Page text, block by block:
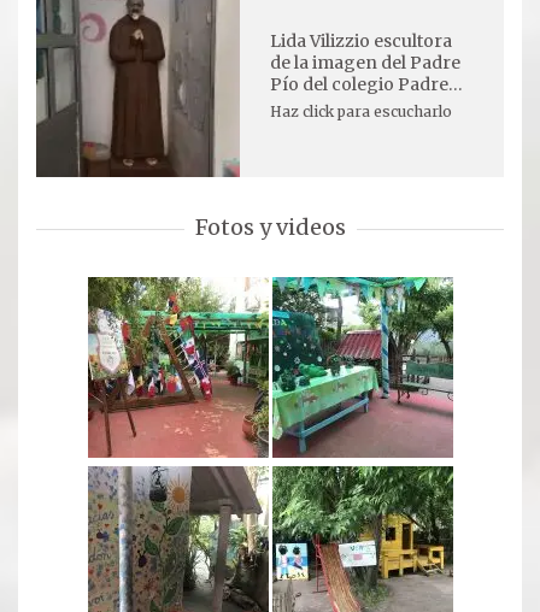
Reliquias
ORACIONES
Oraciones
RELIQUIAS
DEVOTOS
Lida Vilizzio escultora
de la imagen del Padre
Pío del colegio Padre
Pío
Haz click para escucharlo
Fotos y videos